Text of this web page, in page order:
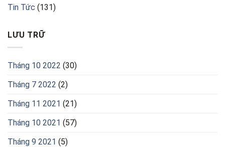
Tin Tức (131)
LƯU TRỮ
Tháng 10 2022 (30)
Tháng 7 2022 (2)
Tháng 11 2021 (21)
Tháng 10 2021 (57)
Tháng 9 2021 (5)